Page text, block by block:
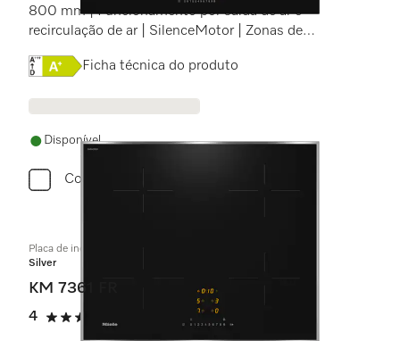
800 mm | Funcionamento por saída de ar e
recirculação de ar | SilenceMotor | Zonas de
Online Label Flag, Etiqueta energética
Ficha técnica do produto
Disponível
Comparar
Placa de indução independente do forno
Silver
KM 7361 FR
4
4 estrela(s) de 5
(1 avaliação)